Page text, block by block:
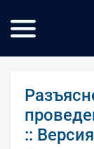
::